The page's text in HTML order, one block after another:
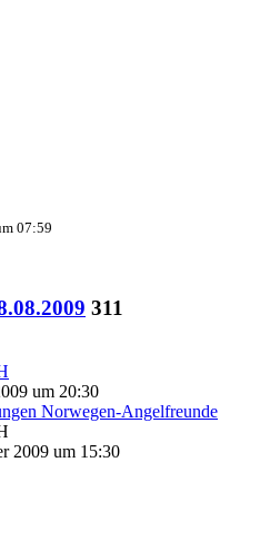
07:59
311
um 20:30
Norwegen-Angelfreunde
2009 um 15:30